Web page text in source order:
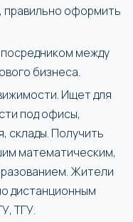
правильно оформить
между
бизнеса.
Ищет для
под офисы,
склады. Получить
математическим,
Жители
дистанционным
ТГУ.